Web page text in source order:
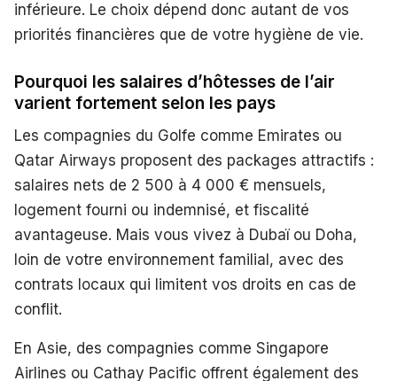
inférieure. Le choix dépend donc autant de vos
priorités financières que de votre hygiène de vie.
Pourquoi les salaires d’hôtesses de l’air
varient fortement selon les pays
Les compagnies du Golfe comme Emirates ou
Qatar Airways proposent des packages attractifs :
salaires nets de 2 500 à 4 000 € mensuels,
logement fourni ou indemnisé, et fiscalité
avantageuse. Mais vous vivez à Dubaï ou Doha,
loin de votre environnement familial, avec des
contrats locaux qui limitent vos droits en cas de
conflit.
En Asie, des compagnies comme Singapore
Airlines ou Cathay Pacific offrent également des